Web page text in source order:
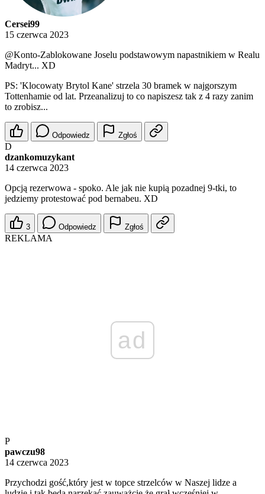
Cersei99
15 czerwca 2023
@Konto-Zablokowane Joselu podstawowym napastnikiem w Realu
Madryt... XD
PS: 'Klocowaty Brytol Kane' strzela 30 bramek w najgorszym
Tottenhamie od lat. Przeanalizuj to co napiszesz tak z 4 razy zanim
to zrobisz...
Odpowiedz Zgłoś
D
dzankomuzykant
14 czerwca 2023
Opcją rezerwowa - spoko. Ale jak nie kupią pozadnej 9-tki, to
jedziemy protestować pod bernabeu. XD
3 Odpowiedz Zgłoś
REKLAMA
ad
P
pawczu98
14 czerwca 2023
Przychodzi gość,który jest w topce strzelców w Naszej lidze a